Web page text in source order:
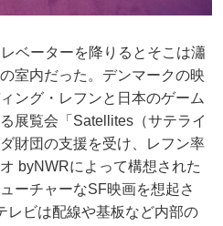
ベーターを降りるとそこは瀟
室内だった。デンマークの映
ング・レフンと日本のゲーム
展覧会「Satellites（サテライ
財団の支援を受け、レフン率
byNWRによって構想された
ーチャーなSF映画を想起さ
レビは配線や基板など内部の